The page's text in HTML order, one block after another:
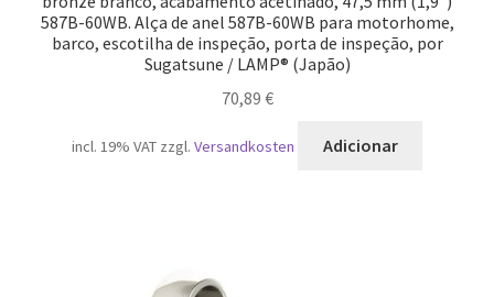
587B-60WB. Alça de anel 587B-60WB para motorhome,
barco, escotilha de inspeção, porta de inspeção, por
Sugatsune / LAMP® (Japão)
70,89 €
incl. 19% VAT zzgl. Versandkosten Adicionar